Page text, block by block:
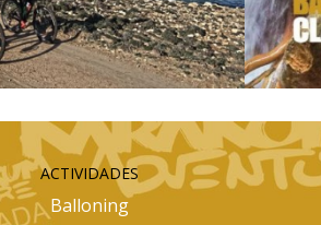
ACTIVIDADES
Balloning